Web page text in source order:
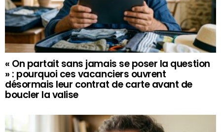
« On partait sans jamais se poser la question
» : pourquoi ces vacanciers ouvrent
désormais leur contrat de carte avant de
boucler la valise